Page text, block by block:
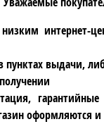
интернет-
выдачи,
оформляются